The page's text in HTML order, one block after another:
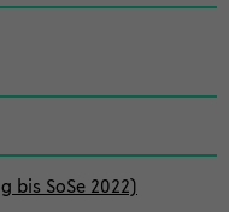
bis SoSe 2022)